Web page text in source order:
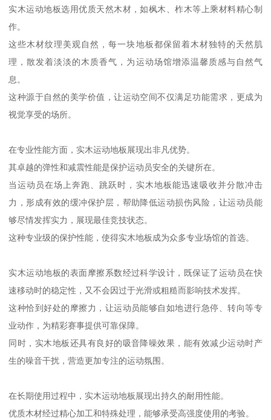
实木运动地板选用优质天然木材，如枫木、柞木等上乘材料精心制
作。
这些木材纹理美观自然，每一块地板都保留着木材独特的天然肌
理，散发着淡淡的木质香气，为运动场馆增添温馨质感与自然气
息。
这种源于自然的美学价值，让运动空间不仅满足功能需求，更成为
视觉享受的场所。
在专业性能方面，实木运动地板展现出非凡优势。
其卓越的弹性和减震性能是保护运动员安全的关键所在。
当运动员在场上奔跑、跳跃时，实木地板能迅速吸收并分散冲击
力，形成有效的缓冲保护层，帮助降低运动损伤风险，让运动员能
够尽情发挥实力，展现最佳竞技状态。
这种专业级的保护性能，使得实木地板成为众多专业场馆的首选。
实木运动地板的表面摩擦系数经过科学设计，既保证了运动员在快
速移动时的稳定性，又不会因过于光滑或粗糙而影响技术发挥。
这种恰到好处的摩擦力，让运动员能够自如地进行急停、转向等专
业动作，为精彩赛事提供可靠保障。
同时，实木地板还具有良好的吸音降噪效果，能有效减少运动时产
生的噪音干扰，营造更加专注的运动氛围。
在长期使用过程中，实木运动地板展现出持久的耐用性能。
优质木材经过精心加工和特殊处理，能够承受高强度使用的考验。